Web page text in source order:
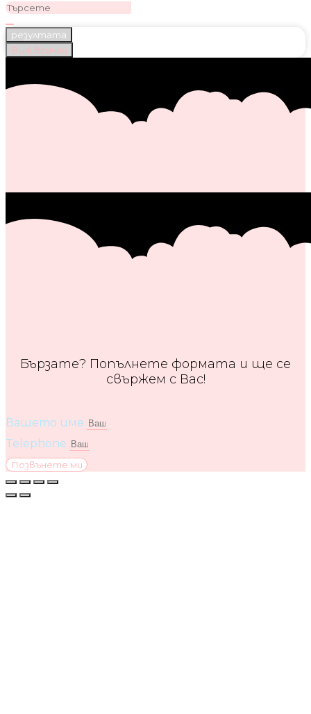
резултата
Виж всички
Бързате? Попълнете формата и ще се
свържем с Вас!
Вашето име
Telephone
Позвънете ми